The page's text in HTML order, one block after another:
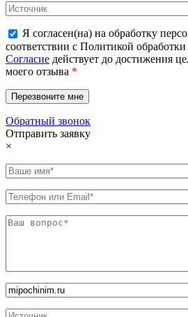
Я согласен(на) на обработку
соответствии с Политикой
Согласие действует до достижения
моего отзыва *
Обратный звонок
Отправить заявку
×